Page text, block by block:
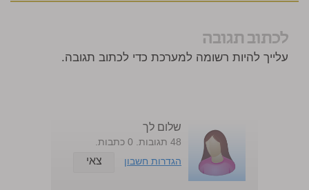
לכתוב תגובה
עלייך להיות רשומה למערכת כדי לכתוב תגובה.
שלום לך
48 תגובות. 0 כתבות.
הגדרות חשבון
צאי